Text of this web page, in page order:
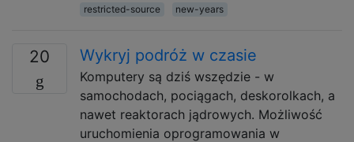
restricted-source
new-years
20 Wykryj podróż w czasie
Komputery są dziś wszędzie - w
samochodach, pociągach, deskorolkach, a
nawet reaktorach jądrowych. Możliwość
uruchomienia oprogramowania w